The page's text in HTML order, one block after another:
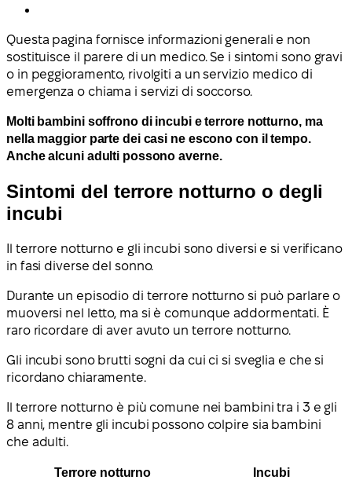
Questa pagina fornisce informazioni generali e non
sostituisce il parere di un medico. Se i sintomi sono gravi
o in peggioramento, rivolgiti a un servizio medico di
emergenza o chiama i servizi di soccorso.
Molti bambini soffrono di incubi e terrore notturno, ma
nella maggior parte dei casi ne escono con il tempo.
Anche alcuni adulti possono averne.
Sintomi del terrore notturno o degli
incubi
Il terrore notturno e gli incubi sono diversi e si verificano
in fasi diverse del sonno.
Durante un episodio di terrore notturno si può parlare o
muoversi nel letto, ma si è comunque addormentati. È
raro ricordare di aver avuto un terrore notturno.
Gli incubi sono brutti sogni da cui ci si sveglia e che si
ricordano chiaramente.
Il terrore notturno è più comune nei bambini tra i 3 e gli
8 anni, mentre gli incubi possono colpire sia bambini
che adulti.
Terrore notturno
Incubi